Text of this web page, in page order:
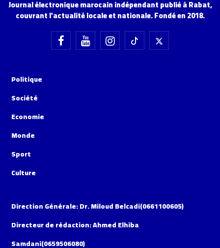
Journal électronique marocain indépendant publié à Rabat,
couvrant l'actualité locale et nationale. Fondé en 2018.
Politique
Société
Economie
Monde
Sport
Culture
Direction Générale: Dr. Miloud Belcadi(0661100605)
Directeur de rédaction: Ahmed Elhiba
Samdani(0659506080)